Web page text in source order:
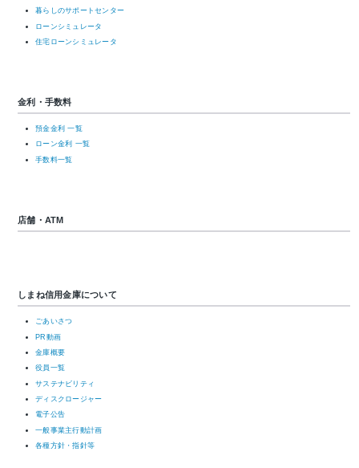
暮らしのサポートセンター
ローンシミュレータ
住宅ローンシミュレータ
金利・手数料
預金金利 一覧
ローン金利 一覧
手数料一覧
店舗・ATM
しまね信用金庫について
ごあいさつ
PR動画
金庫概要
役員一覧
サステナビリティ
ディスクロージャー
電子公告
一般事業主行動計画
各種方針・指針等